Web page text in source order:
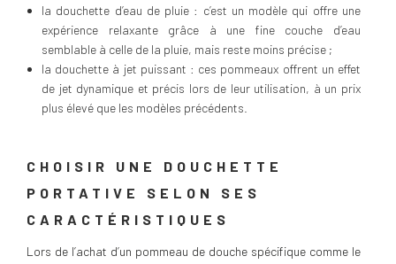
la douchette d’eau de pluie : c’est un modèle qui offre une
expérience relaxante grâce à une fine couche d’eau
semblable à celle de la pluie, mais reste moins précise ;
la douchette à jet puissant : ces pommeaux offrent un effet
de jet dynamique et précis lors de leur utilisation, à un prix
plus élevé que les modèles précédents.
CHOISIR UNE DOUCHETTE
PORTATIVE SELON SES
CARACTÉRISTIQUES
Lors de l’achat d’un pommeau de douche spécifique comme le